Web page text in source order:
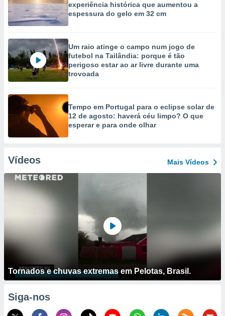
experiência histórica que aumentou a
espessura do gelo em 32 cm
Um raio atinge o campo num jogo de
futebol na Tailândia: porque é tão
perigoso estar ao ar livre durante uma
trovoada
Tempo em Portugal para o eclipse solar de
12 de agosto: haverá céu limpo? O que
esperar e para onde olhar
Vídeos Mais Vídeos
Tornados e chuvas extremas em Pelotas, Brasil.
Siga-nos